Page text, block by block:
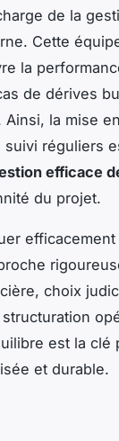
de la
Cette
la
de dérives
la mise
suivi réguliers
efficace
du projet.
choix
est la clé
et durable.